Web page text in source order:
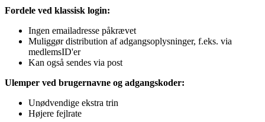
Fordele ved klassisk login:
Ingen emailadresse påkrævet
Muliggør distribution af adgangsoplysninger, f.eks. via
medlemsID'er
Kan også sendes via post
Ulemper ved brugernavne og adgangskoder:
Unødvendige ekstra trin
Højere fejlrate